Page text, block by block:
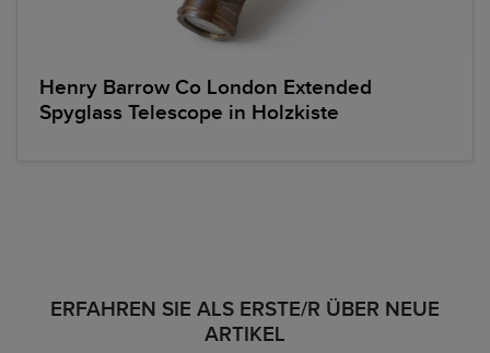
Henry Barrow Co London Extended
Spyglass Telescope in Holzkiste
ERFAHREN SIE ALS ERSTE/R ÜBER NEUE
ARTIKEL